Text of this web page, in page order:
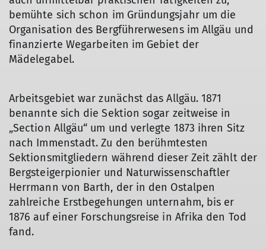
bemühte sich schon im Gründungsjahr um die
Organisation des Bergführerwesens im Allgäu und
finanzierte Wegarbeiten im Gebiet der
Mädelegabel.
Arbeitsgebiet war zunächst das Allgäu. 1871
benannte sich die Sektion sogar zeitweise in
„Section Allgäu“ um und verlegte 1873 ihren Sitz
nach Immenstadt. Zu den berühmtesten
Sektionsmitgliedern während dieser Zeit zählt der
Bergsteigerpionier und Naturwissenschaftler
Herrmann von Barth, der in den Ostalpen
zahlreiche Erstbegehungen unternahm, bis er
1876 auf einer Forschungsreise in Afrika den Tod
fand.